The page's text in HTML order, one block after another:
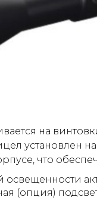
на
установлен
что
освещенности
(опция)